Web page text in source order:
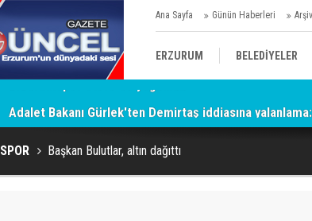
Ana Sayfa Günün Haberleri Arşiv
ERZURUM BELEDİYELER
KÜLTÜR/SANAT//MAĞAZİN
Adalet Bakanı Gürlek'ten Demirtaş iddiasına yalanlama:
SPOR Başkan Bulutlar, altın dağıttı